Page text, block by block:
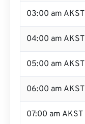
03:00 am AKST
04:00 am AKST
05:00 am AKST
06:00 am AKST
07:00 am AKST